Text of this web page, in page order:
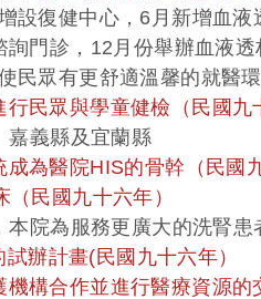
復健中心，6月新增血液
門診，12月份舉辦血液透
眾有更舒適溫馨的就醫環
民眾與學童健檢（民國九
義縣及宜蘭縣
為醫院HIS的骨幹（民國
（民國九十六年）
院為服務更廣大的洗腎患
辦計畫(民國九十六年）
構合作並進行醫療資源